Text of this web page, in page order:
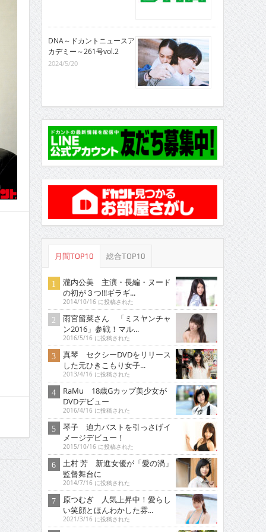
DNA～ドカントニュースア
カデミー～261号vol.2
2024/5/20
月間TOP10 総合TOP10
瀧内公美 主演・長編・ヌード
の初が３つ!!!ギラギ...
2014/10/16 に投稿された
雨宮留菜さん 「ミスヤンチャ
ン2016」参戦！マル...
2016/5/16 に投稿された
真琴 セクシーDVDをリリース
した元ひきこもり女子...
2013/4/16 に投稿された
RaMu 18歳Gカップ美少女が
DVDデビュー
2016/4/16 に投稿された
琴子 迫力バストを引っさげイ
メージデビュー！
2015/10/16 に投稿された
土村 芳 新進女優が「愛の渦」
監督舞台に
2014/7/16 に投稿された
原つむぎ 人気上昇中！愛らし
い笑顔とほんわかした雰...
2021/3/16 に投稿された